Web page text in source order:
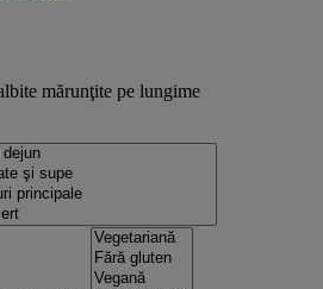
mărunţite pe lungime